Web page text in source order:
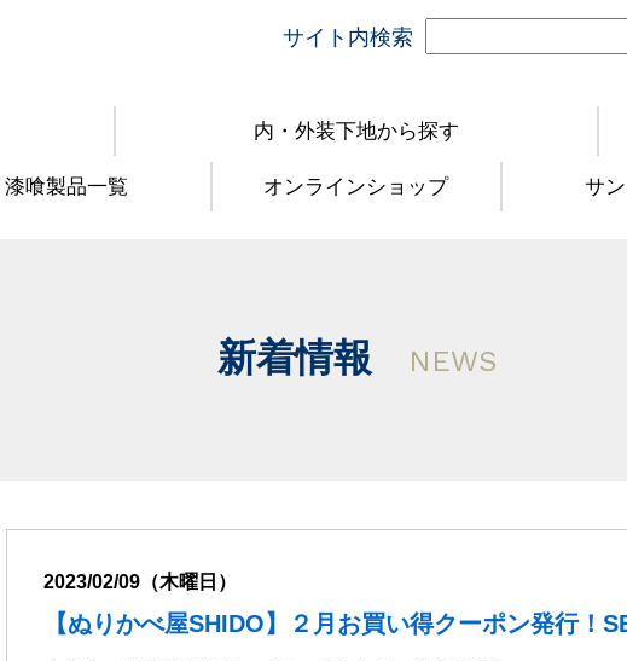
サイト内検索
内・外装下地から探す
漆喰製品一覧 オンラインショップ サ
新着情報 NEWS
2023/02/09（木曜日）
【ぬりかべ屋SHIDO】２月お買い得クーポン発行！